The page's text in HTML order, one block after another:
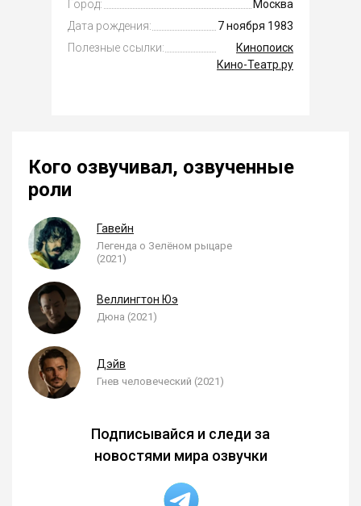
Город:
Москва
Дата рождения:
7 ноября 1983
Полезные ссылки:
Кинопоиск
Кино-Театр.ру
Кого озвучивал, озвученные
роли
Гавейн
Легенда о Зелёном рыцаре
(2021)
Веллингтон Юэ
Дюна (2021)
Дэйв
Гнев человеческий (2021)
Подписывайся и следи за
новостями мира озвучки